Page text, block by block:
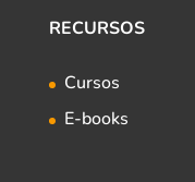
RECURSOS
Cursos
E-books